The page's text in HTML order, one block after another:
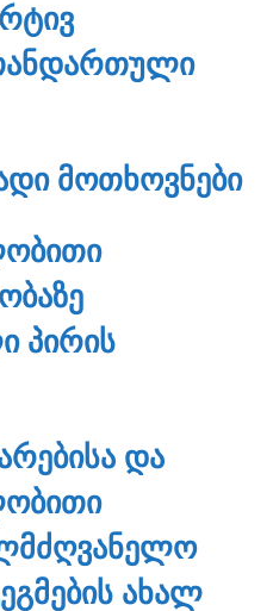
ᲛᲝᲗᲮᲝᲕᲜᲔᲑᲘ
ᲞᲘᲠᲘᲡ
ᲓᲐ
ᲐᲮᲐᲚ